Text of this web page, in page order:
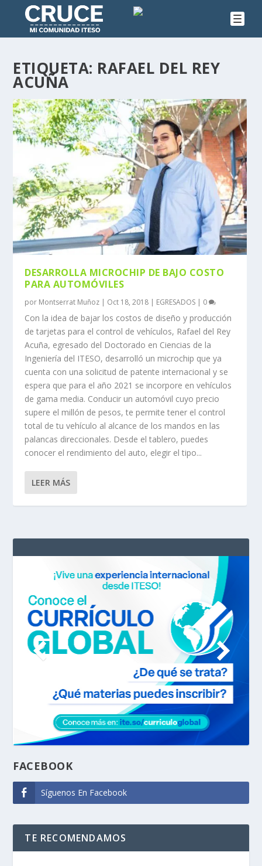
ETIQUETA: RAFAEL DEL REY
ACUÑA
DESARROLLA MICROCHIP DE BAJO COSTO
PARA AUTOMÓVILES
por Montserrat Muñoz | Oct 18, 2018 | EGRESADOS | 0
Con la idea de bajar los costos de diseño y producción
de tarjetas para el control de vehículos, Rafael del Rey
Acuña, egresado del Doctorado en Ciencias de la
Ingeniería del ITESO, desarrolló un microchip que ya
cuenta con una solicitud de patente internacional y se
espera que para el año 2021 se incorpore en vehículos
de gama media. Conducir un automóvil cuyo precio
supere el millón de pesos, te permite tener el control
total de tu vehículo al alcance de los mandos en las
palancas direccionales. Desde el tablero, puedes
conocer el rendimiento del auto, elegir el tipo...
LEER MÁS
FACEBOOK
Síguenos En Facebook
TE RECOMENDAMOS